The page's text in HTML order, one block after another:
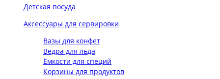
Детская посуда
Аксессуары для сервировки
Вазы для конфет
Ведра для льда
Ёмкости для специй
Корзины для продуктов